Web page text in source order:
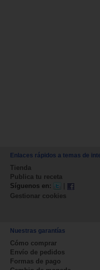
Enlaces rápidos a temas de
Tienda
Publica tu receta
Síguenos en:
Gestionar cookies
Nuestras garantías
Cómo comprar
Envío de pedidos
Formas de pago